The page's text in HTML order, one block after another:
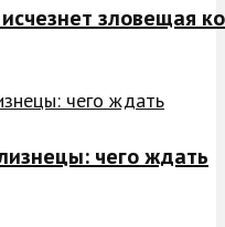
зловещая
чего ждать